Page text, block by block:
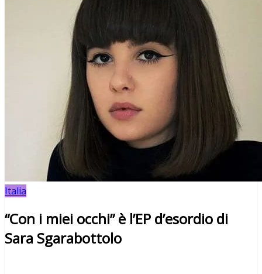
Italia
“Con i miei occhi” è l’EP d’esordio di
Sara Sgarabottolo